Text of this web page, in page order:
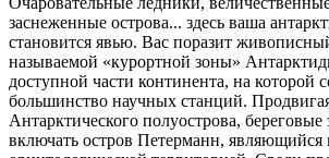
заснеженные острова... здесь ваша
становится явью. Вас поразит
называемой «курортной зоны»
доступной части континента, на которой
большинство научных станций.
Антарктического полуострова,
включать остров Петерманн, являющийся